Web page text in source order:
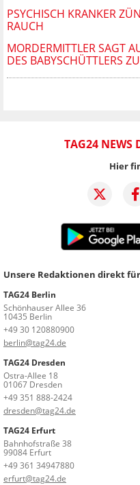
PSYCHISCH KRANKER
RAUCH
MORDERMITTLER SAGT
DES BABYSCHÜTTLERS
TAG24
Hier
Unsere Redaktionen direkt
TAG24 Berlin
Schönhauser Allee 36
10435 Berlin
+49 30 120880900
berlin@tag24.de
TAG24 Dresden
Ostra-Allee 18
01067 Dresden
+49 351 888-2424
dresden@tag24.de
TAG24 Erfurt
Bahnhofstraße 38
99084 Erfurt
+49 361 34947880
erfurt@tag24.de